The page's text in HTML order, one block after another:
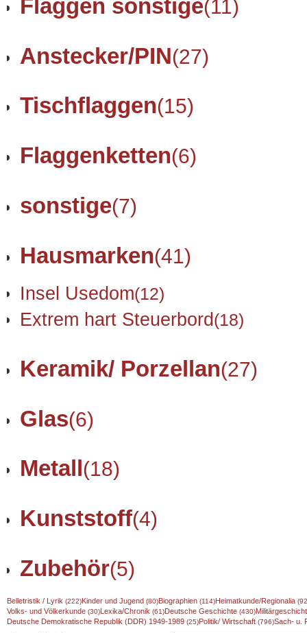
Flaggen sonstige(11)
Anstecker/PIN(27)
Tischflaggen(15)
Flaggenketten(6)
sonstige(7)
Hausmarken(41)
Insel Usedom(12)
Extrem hart Steuerbord(18)
Keramik/ Porzellan(27)
Glas(6)
Metall(18)
Kunststoff(4)
Zubehör(5)
Belletristik / Lyrik (222)Kinder und Jugend (80)Biographien (114)Heimatkunde/Regionalia
Volks- und Völkerkunde (30)Lexika/Chronik (61)Deutsche Geschichte (430)
Deutsche Demokratische Republik (DDR) 1949-1989 (25)Politik/ Wirtschaft (796)Sach- u.